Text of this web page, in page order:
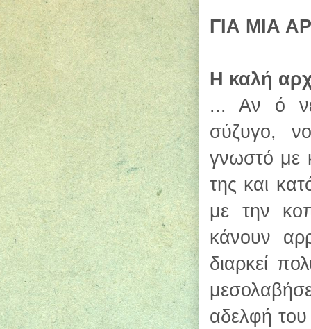
ΓΙΑ ΜΙΑ
Η καλή
... Αν ό
σύζυγο,
γνωστό με
της και
με την
κάνουν
διαρκεί
μεσολαβήσ
αδελφή του